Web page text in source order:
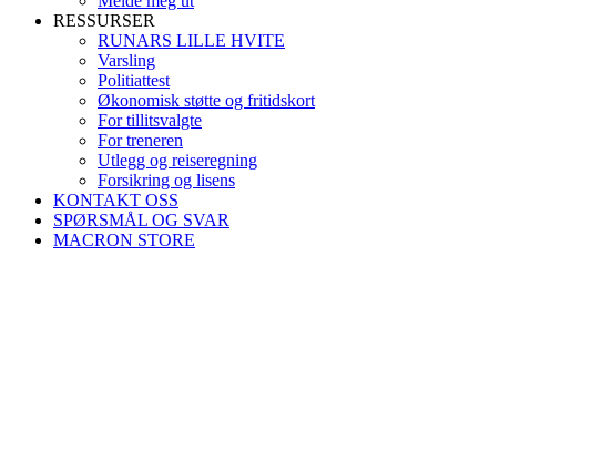
RESSURSER
RUNARS LILLE HVITE
Varsling
Politiattest
Økonomisk støtte og fritidskort
For tillitsvalgte
For treneren
Utlegg og reiseregning
Forsikring og lisens
KONTAKT OSS
SPØRSMÅL OG SVAR
MACRON STORE